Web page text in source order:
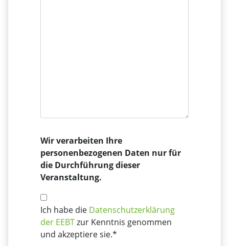
Wir verarbeiten Ihre
personenbezogenen Daten nur für
die Durchführung dieser
Veranstaltung.
Ich habe die Datenschutzerklärung
der EEBTzur Kenntnis genommen
und akzeptiere sie.*